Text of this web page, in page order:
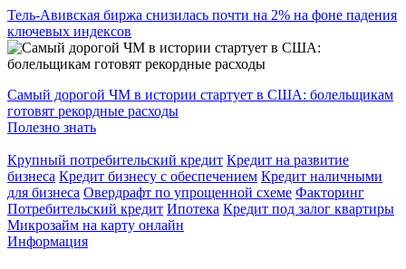
Тель-Авивская биржа снизилась почти на 2% на фоне падения
ключевых индексов
Самый дорогой ЧМ в истории стартует в США: болельщикам
готовят рекордные расходы
Полезно знать
Крупный потребительский кредит Кредит на развитие
бизнеса Кредит бизнесу с обеспечением Кредит наличными
для бизнеса Овердрафт по упрощенной схеме Факторинг
Потребительский кредит Ипотека Кредит под залог квартиры
Микрозайм на карту онлайн
Информация